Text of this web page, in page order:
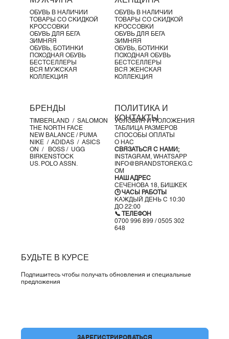
Вес:250 г
Материалы:
Прочный текстиль и сетчатый верх
ТканьGORE-TEX®
— защита от ветра, дождя и влаги
при сохранении воздухопроницаемости
ОБУВЬ В НАЛИЧИИ
ТОВАРЫ СО СКИДКОЙ
КРОССОВКИ
ОБУВЬ ДЛЯ БЕГА
ЗИМНЯЯ
ОБУВЬ, БОТИНКИ
ПОХОДНАЯ ОБУВЬ
БЕСТСЕЛЛЕРЫ
ВСЯ МУЖСКАЯ
КОЛЛЕКЦИЯ
ОБУВЬ В НАЛИЧИИ
ТОВАРЫ СО СКИДКОЙ
КРОССОВКИ
ОБУВЬ ДЛЯ БЕГА
ЗИМНЯЯ
ОБУВЬ, БОТИНКИ
ПОХОДНАЯ ОБУВЬ
БЕСТСЕЛЛЕРЫ
ВСЯ ЖЕНСКАЯ
КОЛЛЕКЦИЯ
БРЕНДЫ
TIMBERLAND / SALOMON
THE NORTH FACE
NEW BALANCE / PUMA
NIKE / ADIDAS / ASICS
ON / BOSS / UGG
BIRKENSTOCK
US. POLO ASSN.
ПОЛИТИКА И
КОНТАКТЫ
УСЛОВИЯ И ПОЛОЖЕНИЯ
ТАБЛИЦА РАЗМЕРОВ
СПОСОБЫ ОПЛАТЫ
О НАС
СВЯЗАТЬСЯ С НАМИ;
INSTAGRAM, WHATSAPP
INFO@BRANDSTOREKG.C
OM
НАШ АДРЕС
СЕЧЕНОВА 18, БИШКЕК
🕒 ЧАСЫ РАБОТЫ
КАЖДЫЙ ДЕНЬ С 10:30
ДО 22:00
📞 ТЕЛЕФОН
0700 996 899 / 0505 302
648
БУДЬТЕ В КУРСЕ
Подпишитесь чтобы получать обновления и специальные
предложения
ЗАРЕГИСТРИРОВАТЬСЯ